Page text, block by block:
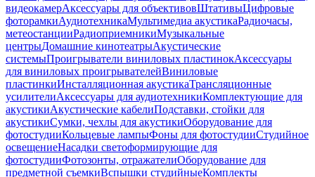
видеокамерАксессуары для объективовШтативыЦифровые
фоторамкиАудиотехникаМультимедиа акустикаРадиочасы,
метеостанцииРадиоприемникиМузыкальные
центрыДомашние кинотеатрыАкустические
системыПроигрыватели виниловых пластинокАксессуары
для виниловых проигрывателейВиниловые
пластинкиИнсталляционная акустикаТрансляционные
усилителиАксессуары для аудиотехникиКомплектующие для
акустикиАкустические кабелиПодставки, стойки для
акустикиСумки, чехлы для акустикиОборудование для
фотостудииКольцевые лампыФоны для фотостудииСтудийное
освещениеНасадки светоформирующие для
фотостудииФотозонты, отражателиОборудование для
предметной съемкиВспышки студийныеКомплекты